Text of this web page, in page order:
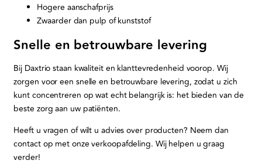
Hogere aanschafprijs
Zwaarder dan pulp of kunststof
Snelle en betrouwbare levering
Bij Daxtrio staan kwaliteit en klanttevredenheid voorop. Wij
zorgen voor een snelle en betrouwbare levering, zodat u zich
kunt concentreren op wat echt belangrijk is: het bieden van de
beste zorg aan uw patiënten.
Heeft u vragen of wilt u advies over producten? Neem dan
contact op met onze verkoopafdeling. Wij helpen u graag
verder!